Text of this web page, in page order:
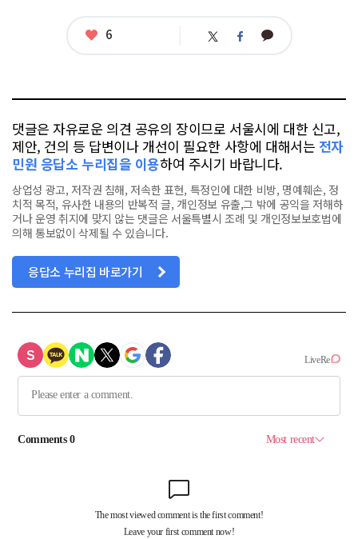
좋
6 트 페 카
댓글은 자유로운 의견 공유의 장이므로 서울시에 대한 신고,
제안, 건의 등 답변이나 개선이 필요한 사항에 대해서는 전자
민원 응답소 누리집을 이용하여 주시기 바랍니다.
상업성 광고, 저작권 침해, 저속한 표현, 특정인에 대한 비방, 명예훼손, 정
치적 목적, 유사한 내용의 반복적 글, 개인정보 유출,그 밖에 공익을 저해하
거나 운영 취지에 맞지 않는 댓글은 서울특별시 조례 및 개인정보보호법에
의해 통보없이 삭제될 수 있습니다.
응답소 누리집 바로가기